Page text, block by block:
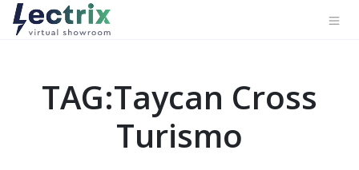
TAG:Taycan Cross
Turismo